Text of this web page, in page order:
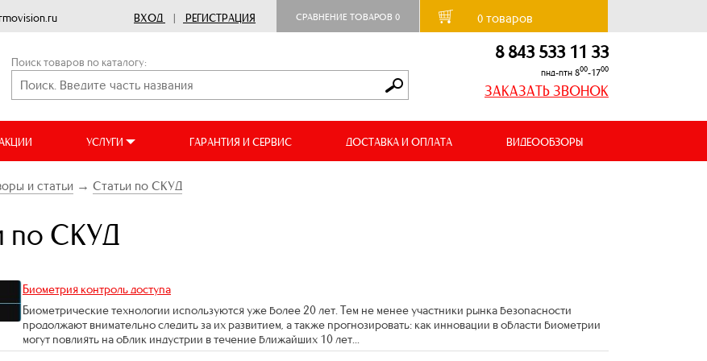
ВХОД | РЕГИСТРАЦИЯ СРАВНЕНИЕ ТОВАРОВ 0 0товаров
Поиск товаров по каталогу: 8 843 533 11 33
пнд-птн 800-1700
ЗАКАЗАТЬ ЗВОНОК
УСЛУГИ ГАРАНТИЯ И СЕРВИС ДОСТАВКА И ОПЛАТА ВИДЕООБЗОРЫ
и статьи → Статьи по СКУД
по СКУД
Биометрия контроль доступа
Биометрические технологии используются уже более 20 лет. Тем не менее участники рынка безопасности
продолжают внимательно следить за их развитием, а также прогнозировать: как инновации в области биометрии
могут повлиять на облик индустрии в течение ближайших 10 лет...